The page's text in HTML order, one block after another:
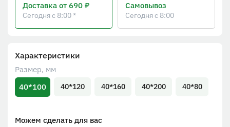
Характеристики
Размер, мм
40*100
40*120 40*160 40*200 40*80
Можем сделать для вас
Доставка от 690 ₽
Сегодня с 8:00 *
Самовывоз
Сегодня с 8:00